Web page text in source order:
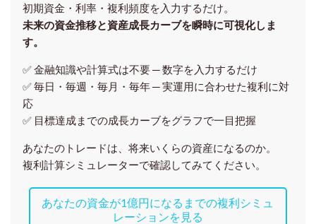
初期資金・利率・複利頻度を入力するだけ。
未来の資金推移と資産成長カーブを瞬時に可視化しま
す。
✅ 金融知識や計算式は不要 ─ 数字を入力するだけ
✅ 毎日・毎週・毎月・毎年 ─ 実運用に合わせた複利に対
応
✅ 目標達成までの成長カーブをグラフで一目把握
あなたのトレードは、将来いくらの資産になるのか。
複利計算シミュレーターで確認してみてください。
あなたの資金が1億円になるまでの複利シミュ
レーションを見る